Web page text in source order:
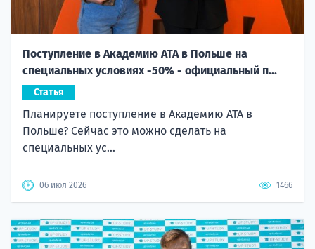
Поступление в Академию ATA в Польше на
специальных условиях -50% - официальный п...
Статья
Планируете поступление в Академию ATA в
Польше? Сейчас это можно сделать на
специальных ус...
06 июл 2026 1466